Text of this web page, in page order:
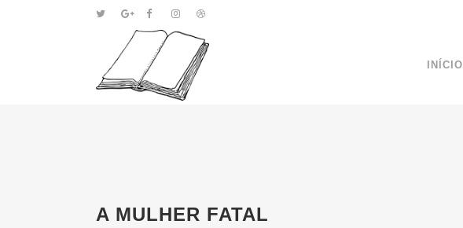
INÍCIO
A MULHER FATAL